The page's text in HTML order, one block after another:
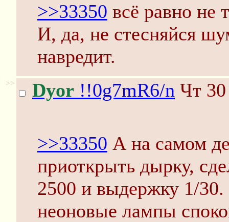
>>33350 всё равно
И, да, не стесняйся
навредит.
>> Dyor !!0g7mR6/n Чт
>>33350 А на самом
приоткрыть дырку,
2500 и выдержку 1/30.
неоновые лампы